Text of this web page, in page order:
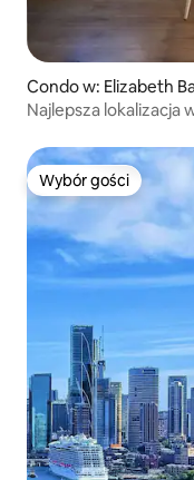
Condo w: Elizabeth
Najlepsza lokalizacja
Wybór gości
Wybór gości